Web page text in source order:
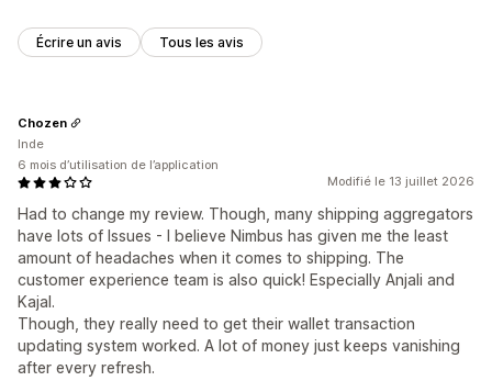
Écrire un avis Tous les avis
Modifié le 13 juillet 2026
Had to change my review. Though, many shipping aggregators
have lots of Issues - I believe Nimbus has given me the least
amount of headaches when it comes to shipping. The
customer experience team is also quick! Especially Anjali and
Kajal.
Though, they really need to get their wallet transaction
updating system worked. A lot of money just keeps vanishing
after every refresh.
Chozen
Inde
6 mois d’utilisation de l’application